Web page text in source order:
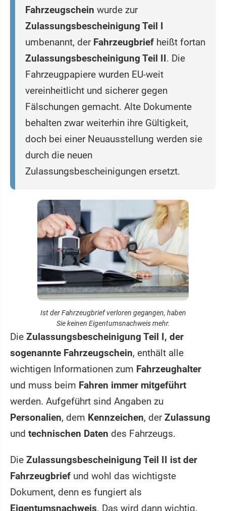
Fahrzeugschein wurde zur
Zulassungsbescheinigung Teil I
umbenannt, der Fahrzeugbrief heißt fortan
Zulassungsbescheinigung Teil II. Die
Fahrzeugpapiere wurden EU-weit
vereinheitlicht und sicherer gegen
Fälschungen gemacht. Alte Dokumente
behalten zwar weiterhin ihre Gültigkeit,
doch bei einer Neuausstellung werden sie
durch die neuen
Zulassungsbescheinigungen ersetzt.
Ist der Fahrzeugbrief verloren gegangen, haben
Sie keinen Eigentumsnachweis mehr.
Die Zulassungsbescheinigung Teil I, der
sogenannte Fahrzeugschein, enthält alle
wichtigen Informationen zum Fahrzeughalter
und muss beim Fahren immer mitgeführt
werden. Aufgeführt sind Angaben zu
Personalien, dem Kennzeichen, derZulassung
und technischen Daten des Fahrzeugs.
Die Zulassungsbescheinigung Teil II ist der
Fahrzeugbrief und wohl das wichtigste
Dokument, denn es fungiert als
Eigentumsnachweis. Das wird dann wichtig,